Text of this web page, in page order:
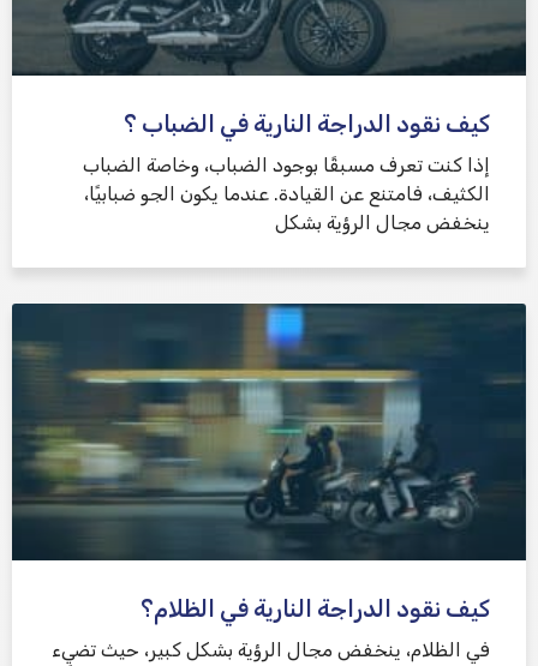
كيف نقود الدراجة النارية في الضباب ؟
إذا كنت تعرف مسبقًا بوجود الضباب، وخاصة الضباب
الكثيف، فامتنع عن القيادة. عندما يكون الجو ضبابيًا،
ينخفض ​​مجال الرؤية بشكل
كيف نقود الدراجة النارية في الظلام؟
في الظلام، ينخفض ​​مجال الرؤية بشكل كبير، حيث تضيء